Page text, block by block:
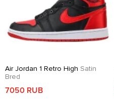
Air Jordan 1 Retro High Satin
Bred
7050 RUB